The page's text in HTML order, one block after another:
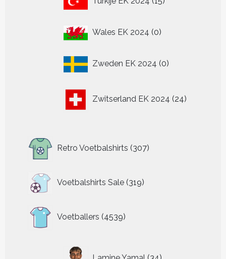
producten
Wales EK 2024 00
Zweden EK 2024 0
producten
Zwitserland EK 2024 24
producten
Retro Voetbalshirts 307
producten
Voetbalshirts Sale 319
319
producten
Voetballers 4539
producten